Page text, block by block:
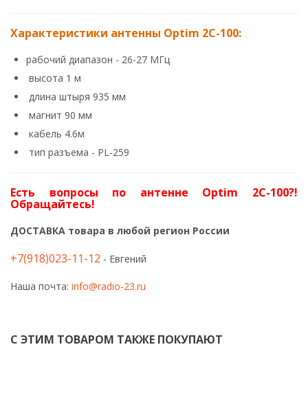
Характеристики антенны Optim 2C-100:
рабочий диапазон - 26-27 МГц
высота 1 м
длина штыря 935 мм
магнит 90 мм
кабель 4.6м
тип разъема - PL-259
Есть вопросы по антенне Optim 2C-100?!
Обращайтесь!
ДОСТАВКА товара в любой регион России
+7(918)023-11-12 - Евгений
Наша почта: info@radio-23.ru
С ЭТИМ ТОВАРОМ ТАКЖЕ ПОКУПАЮТ